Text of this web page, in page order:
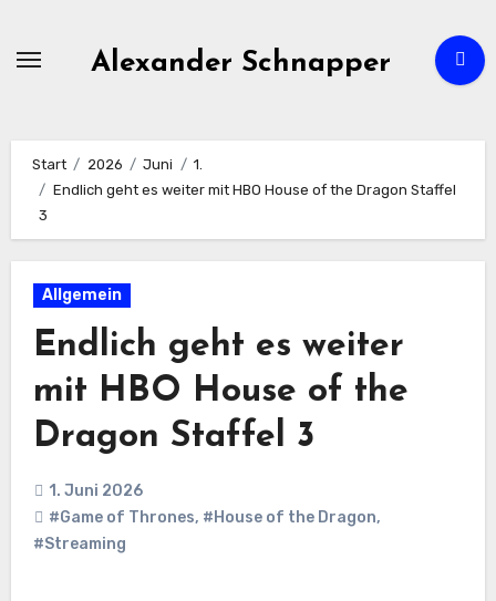
Alexander Schnapper
Start 2026 Juni
1.
Endlich geht es weiter mit HBO House of the Dragon Staffel
3
Allgemein
Endlich geht es weiter
mit HBO House of the
Dragon Staffel 3
1. Juni 2026
#Game of Thrones, #House of the Dragon,
#Streaming